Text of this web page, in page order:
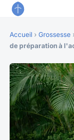
Accueil › Grossesse
de préparation à